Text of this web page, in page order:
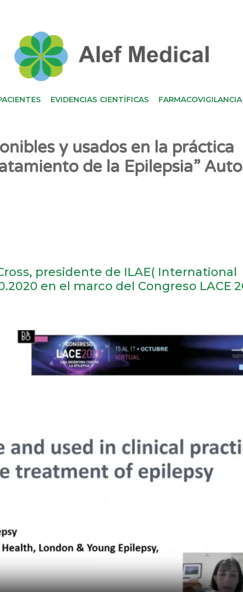
EVIDENCIAS CIENTÍFICAS FARMACOVIGILANCIA
y usados en la práctica
de la Epilepsia”
presidente de ILAE( International
en el marco del Congreso LACE